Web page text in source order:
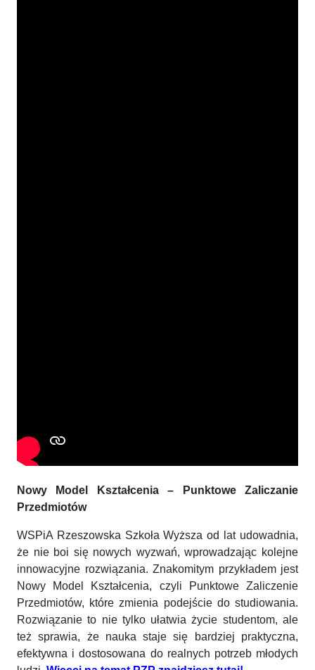
Nowy Model Kształcenia – Punktowe Zaliczanie
Przedmiotów
WSPiA Rzeszowska Szkoła Wyższa od lat udowadnia,
że nie boi się nowych wyzwań, wprowadzając kolejne
innowacyjne rozwiązania. Znakomitym przykładem jest
Nowy Model Kształcenia, czyli Punktowe Zaliczenie
Przedmiotów, które zmienia podejście do studiowania.
Rozwiązanie to nie tylko ułatwia życie studentom, ale
też sprawia, że nauka staje się bardziej praktyczna,
efektywna i dostosowana do realnych potrzeb młodych